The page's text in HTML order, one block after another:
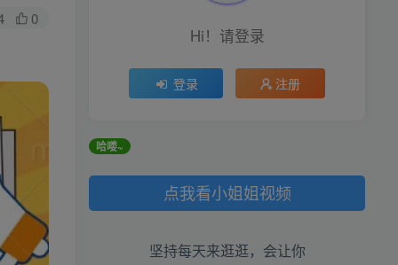
0
Hi！请登录
登录 注册
哈喽~
点我看小姐姐视频
坚持每天来逛逛，会让你
心情也舒畅了！
走路也有劲了！